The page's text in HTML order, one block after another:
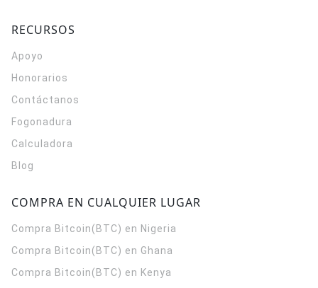
RECURSOS
Apoyo
Honorarios
Contáctanos
Fogonadura
Calculadora
Blog
COMPRA EN CUALQUIER LUGAR
Compra Bitcoin(BTC) en Nigeria
Compra Bitcoin(BTC) en Ghana
Compra Bitcoin(BTC) en Kenya